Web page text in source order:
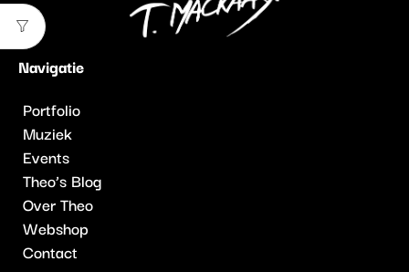
Navigatie
Portfolio
Muziek
Events
Theo’s Blog
Over Theo
Webshop
Contact